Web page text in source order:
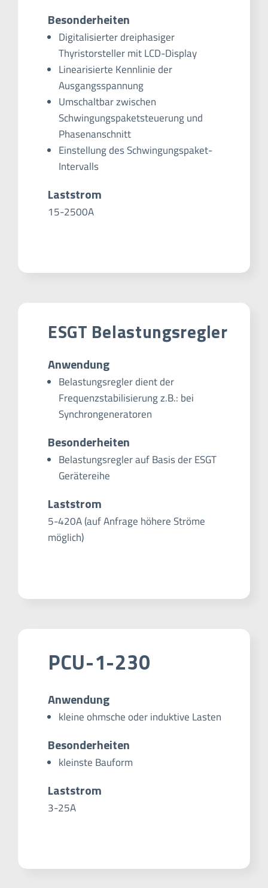
Besonderheiten
Digitalisierter dreiphasiger
Thyristorsteller mit LCD-Display
Linearisierte Kennlinie der
Ausgangsspannung
Umschaltbar zwischen
Schwingungspaketsteuerung und
Phasenanschnitt
Einstellung des Schwingungspaket-
Intervalls
Laststrom
15-2500A
ESGT Belastungsregler
Anwendung
Belastungsregler dient der
Frequenzstabilisierung z.B.: bei
Synchrongeneratoren
Besonderheiten
Belastungsregler auf Basis der ESGT
Gerätereihe
Laststrom
5-420A (auf Anfrage höhere Ströme
möglich)
PCU-1-230
Anwendung
kleine ohmsche oder induktive Lasten
Besonderheiten
kleinste Bauform
Laststrom
3-25A